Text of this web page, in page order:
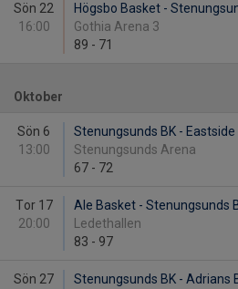
Sön 22
16:00
Högsbo Basket -
Gothia Arena 3
89 - 71
Oktober
Sön 6
13:00
Stenungsunds BK - Eastside
Stenungsunds Arena
67 - 72
Tor 17
20:00
Ale Basket - Stenungsunds
Ledethallen
83 - 97
Sön 27
Stenungsunds BK - Adrians